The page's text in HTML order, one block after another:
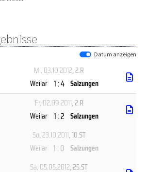
Datum anzeigen
Mi, 03.10.2012, 2.R
Weilar 1 : 4 Salzungen
Fr, 02.09.2011, 2.R
Weilar 1 : 2 Salzungen
So, 23.10.2011, 10.ST
Weilar 1 : 0 Salzungen
Sa, 05.05.2012, 25.ST